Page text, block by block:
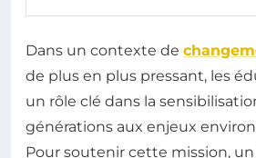
Dans un contexte de
de plus en plus pressant, les
un rôle clé dans la
générations aux enjeux
Pour soutenir cette mission,